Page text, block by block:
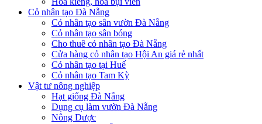
Cỏ nhân tạo Đà Nẵng
Cỏ nhân tạo sân vườn Đà Nẵng
Cỏ nhân tạo sân bóng
Cho thuê cỏ nhân tạo Đà Nẵng
Cửa hàng cỏ nhân tạo Hội An giá rẻ nhất
Cỏ nhân tạo tại Huế
Cỏ nhân tạo Tam Kỳ
Vật tư nông nghiệp
Hạt giống Đà Nẵng
Dụng cụ làm vườn Đà Nẵng
Nông Dược